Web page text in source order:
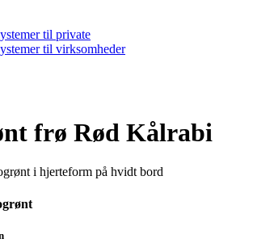
til private
til virksomheder
frø Rød Kålrabi